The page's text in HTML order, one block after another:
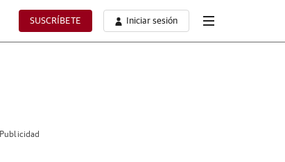
SUSCRÍBETE Iniciar sesión
Publicidad